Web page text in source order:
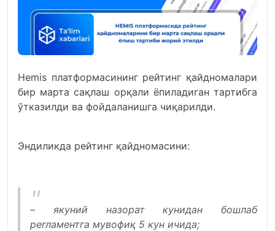
Hemis платформасининг рейтинг қайдномалари
бир марта сақлаш орқали ёпиладиган тартибга
ўтказилди ва фойдаланишга чиқарилди.
Эндиликда рейтинг қайдномасини:
– якуний назорат кунидан бошлаб
регламентга мувофиқ 5 кун ичида;